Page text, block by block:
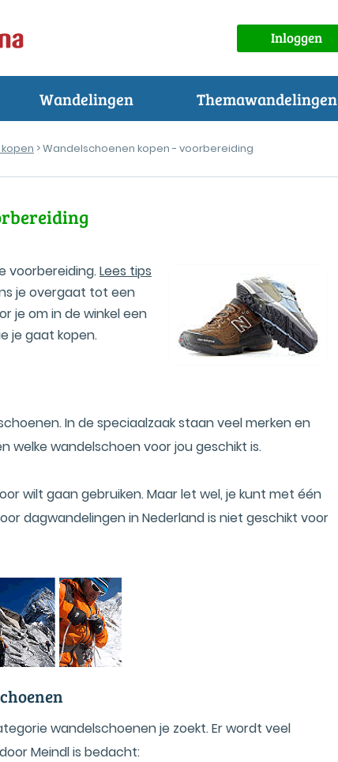
Inloggen
Wandelingen Themawandelingen
> Wandelschoenen kopen - voorbereiding
voorbereiding.Lees tips
je overgaat tot een
je om in de winkel een
je gaat kopen.
In de speciaalzaak staan veel merken en
welke wandelschoen voor jou geschikt is.
wilt gaan gebruiken. Maar let wel, je kunt met één
dagwandelingen in Nederland is niet geschikt voor
wandelschoenen je zoekt. Er wordt veel
Meindl is bedacht: